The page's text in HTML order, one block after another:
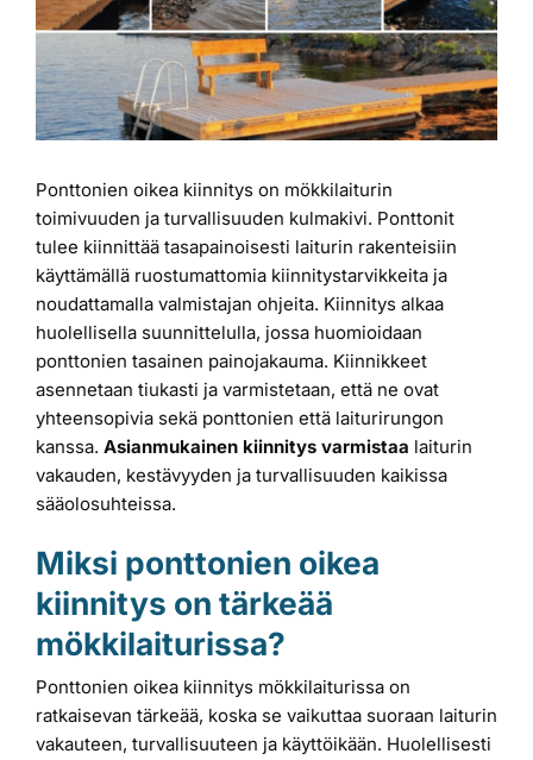
Laiturit
Valmistajat
Rahoitus
Asiakaskokemuksia
Ponttonien oikea kiinnitys on mökkilaiturin
toimivuuden ja turvallisuuden kulmakivi. Ponttonit
tulee kiinnittää tasapainoisesti laiturin rakenteisiin
käyttämällä ruostumattomia kiinnitystarvikkeita ja
noudattamalla valmistajan ohjeita. Kiinnitys alkaa
huolellisella suunnittelulla, jossa huomioidaan
ponttonien tasainen painojakauma. Kiinnikkeet
asennetaan tiukasti ja varmistetaan, että ne ovat
yhteensopivia sekä ponttonien että laiturirungon
kanssa. Asianmukainen kiinnitys varmistaa laiturin
vakauden, kestävyyden ja turvallisuuden kaikissa
sääolosuhteissa.
Miksi ponttonien oikea
kiinnitys on tärkeää
mökkilaiturissa?
Ponttonien oikea kiinnitys mökkilaiturissa on
ratkaisevan tärkeää, koska se vaikuttaa suoraan laiturin
vakauteen, turvallisuuteen ja käyttöikään. Huolellisesti